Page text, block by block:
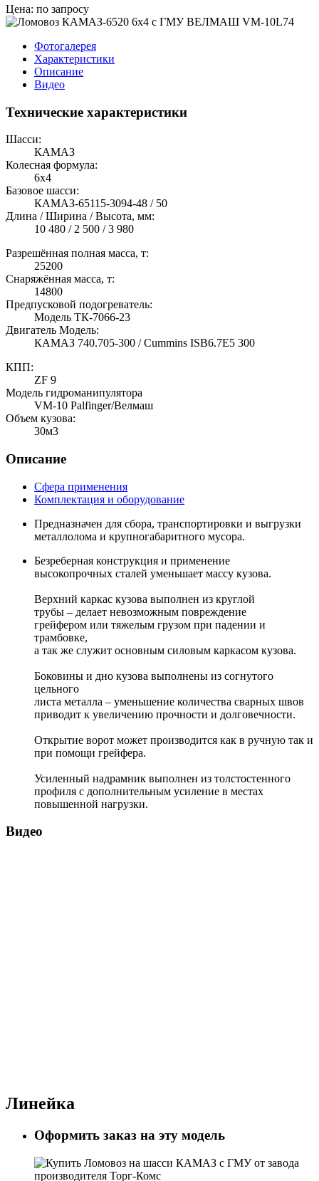
Цена: по запросу
Фотогалерея
Характеристики
Описание
Видео
Технические характеристики
Шасси:
КАМАЗ
Колесная формула:
6х4
Базовое шасси:
КАМАЗ-65115-3094-48 / 50
Длина / Ширина / Высота, мм:
10 480 / 2 500 / 3 980
Разрешённая полная масса, т:
25200
Снаряжённая масса, т:
14800
Предпусковой подогреватель:
Модель ТК-7066-23
Двигатель Модель:
КАМАЗ 740.705-300 / Cummins ISB6.7E5 300
КПП:
ZF 9
Модель гидроманипулятора
VM-10 Palfinger/Велмаш
Объем кузова:
30м3
Описание
Сфера применения
Комплектация и оборудование
Предназначен для сбора, транспортировки и выгрузки
металлолома и крупногабаритного мусора.
Безреберная конструкция и применение
высокопрочных сталей уменьшает массу кузова.
Верхний каркас кузова выполнен из круглой
трубы – делает невозможным повреждение
грейфером или тяжелым грузом при падении и
трамбовке,
а так же служит основным силовым каркасом кузова.
Боковины и дно кузова выполнены из согнутого
цельного
листа металла – уменьшение количества сварных швов
приводит к увеличению прочности и долговечности.
Открытие ворот может производится как в ручную так и
при помощи грейфера.
Усиленный надрамник выполнен из толстостенного
профиля с дополнительным усиление в местах
повышенной нагрузки.
Видео
Линейка
Оформить заказ на эту модель